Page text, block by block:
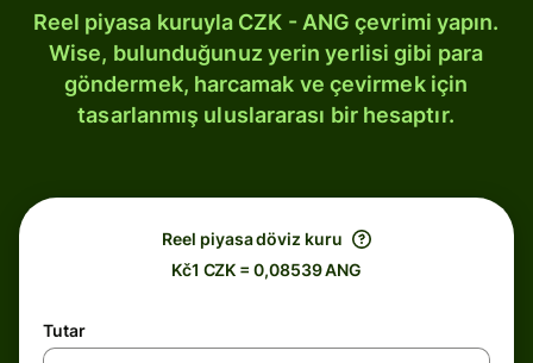
Reel piyasa kuruyla CZK - ANG çevrimi yapın.
Wise, bulunduğunuz yerin yerlisi gibi para
göndermek, harcamak ve çevirmek için
tasarlanmış uluslararası bir hesaptır.
Reel piyasa döviz kuru
Kč1 CZK = 0,08539 ANG
Tutar